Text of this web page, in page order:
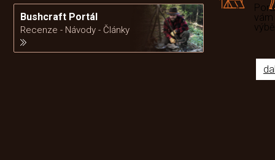
Bushcraft Portál
Recenze - Návody - Články
vám